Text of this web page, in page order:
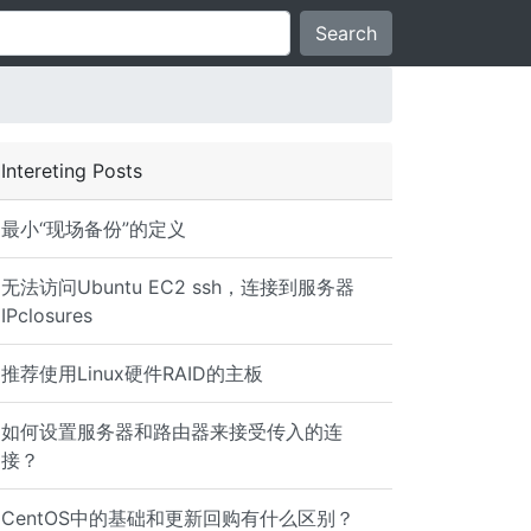
Search
Intereting Posts
最小“现场备份”的定义
无法访问Ubuntu EC2 ssh，连接到服务器
IPclosures
推荐使用Linux硬件RAID的主板
如何设置服务器和路由器来接受传入的连
接？
CentOS中的基础和更新回购有什么区别？
option TCBHASHSIZE or by setting